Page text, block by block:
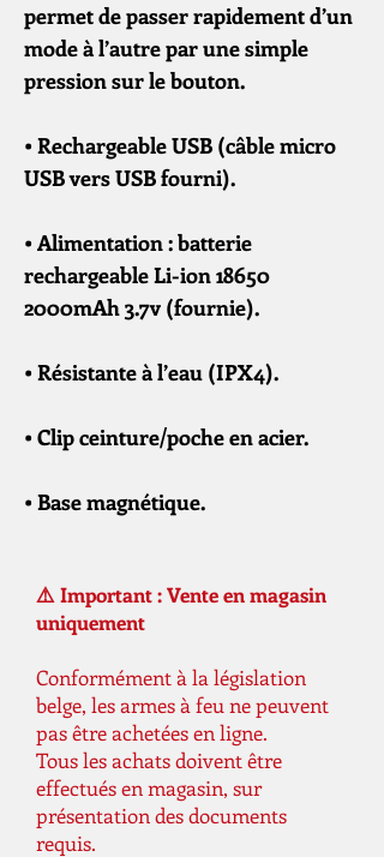
permet de passer rapidement d’un
mode à l’autre par une simple
pression sur le bouton.
• Rechargeable USB (câble micro
USB vers USB fourni).
• Alimentation : batterie
rechargeable Li-ion 18650
2000mAh 3.7v (fournie).
• Résistante à l’eau (IPX4).
• Clip ceinture/poche en acier.
• Base magnétique.
⚠️ Important : Vente en magasin
uniquement
Conformément à la législation
belge, les armes à feu ne peuvent
pas être achetées en ligne.
Tous les achats doivent être
effectués en magasin, sur
présentation des documents
requis.